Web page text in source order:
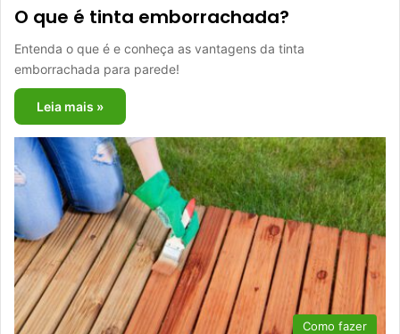
O que é tinta emborrachada?
Entenda o que é e conheça as vantagens da tinta
emborrachada para parede!
Leia mais »
Como fazer